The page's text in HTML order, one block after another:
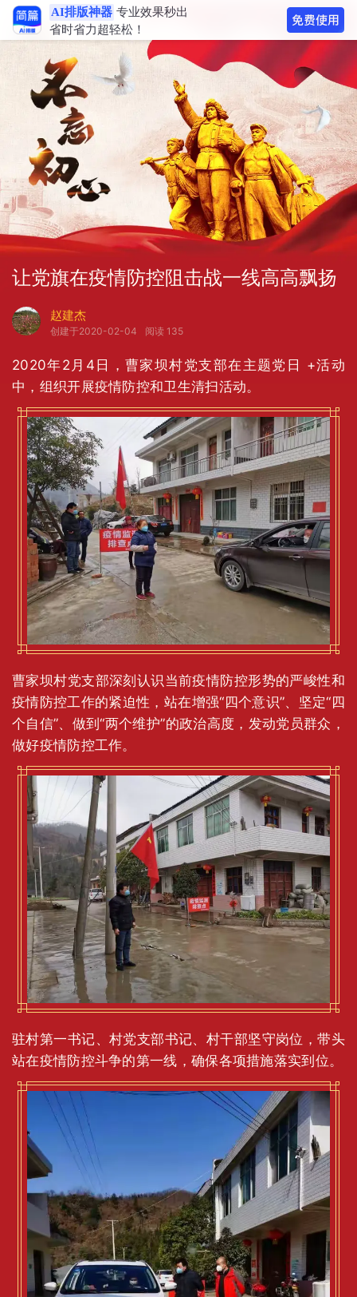
AI排版神器 专业效果秒出
省时省力超轻松！
让党旗在疫情防控阻击战一线高高飘扬
赵建杰
创建于2020-02-04 阅读 135
2020年2月4日，曹家坝村党支部在主题党日 +活动
中，组织开展疫情防控和卫生清扫活动。
曹家坝村党支部深刻认识当前疫情防控形势的严峻性和
疫情防控工作的紧迫性，站在增强“四个意识”、坚定“四
个自信”、做到“两个维护”的政治高度，发动党员群众，
做好疫情防控工作。
驻村第一书记、村党支部书记、村干部坚守岗位，带头
站在疫情防控斗争的第一线，确保各项措施落实到位。